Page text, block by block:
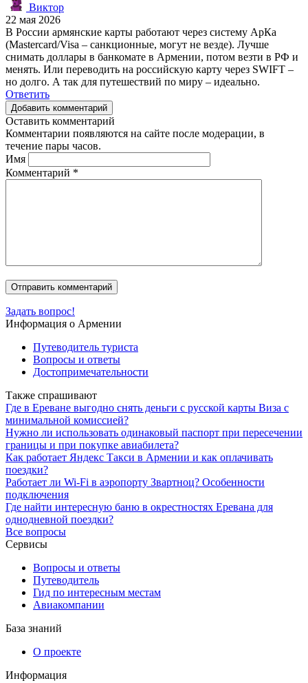
Виктор
22 мая 2026
В России армянские карты работают через систему АрКа
(Mastercard/Visa – санкционные, могут не везде). Лучше
снимать доллары в банкомате в Армении, потом везти в РФ и
менять. Или переводить на российскую карту через SWIFT –
но долго. А так для путешествий по миру – идеально.
Ответить
Добавить комментарий
Оставить комментарий
Комментарии появляются на сайте после модерации, в
течение пары часов.
Имя
Комментарий *
Задать вопрос!
Информация о Армении
Путеводитель туриста
Вопросы и ответы
Достопримечательности
Также спрашивают
Где в Ереване выгодно снять деньги с русской карты Виза с
минимальной комиссией?
Нужно ли использовать одинаковый паспорт при пересечении
границы и при покупке авиабилета?
Как работает Яндекс Такси в Армении и как оплачивать
поездки?
Работает ли Wi-Fi в аэропорту Звартноц? Особенности
подключения
Где найти интересную баню в окрестностях Еревана для
однодневной поездки?
Все вопросы
Сервисы
Вопросы и ответы
Путеводитель
Гид по интересным местам
Авиакомпании
База знаний
О проекте
Информация